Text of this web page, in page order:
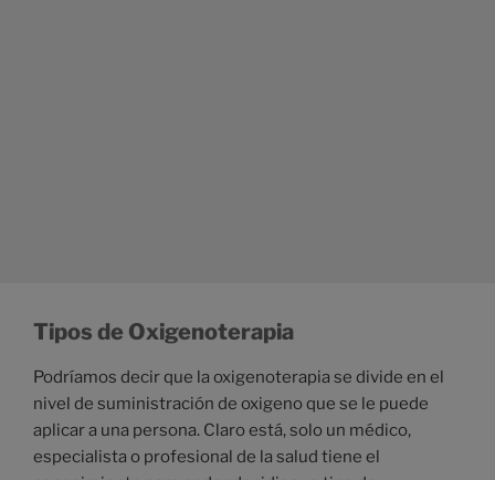
Tipos de Oxigenoterapia
Podríamos decir que la oxigenoterapia se divide en el
nivel de suministración de oxigeno que se le puede
aplicar a una persona. Claro está, solo un médico,
especialista o profesional de la salud tiene el